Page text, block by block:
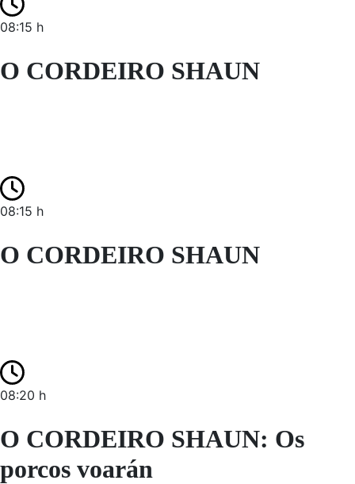
08:15 h
O CORDEIRO SHAUN
08:15 h
O CORDEIRO SHAUN
08:20 h
O CORDEIRO SHAUN: Os
porcos voarán